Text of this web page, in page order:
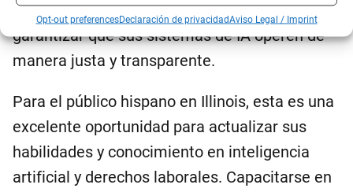
Opt-out preferencesDeclaración de privacidadAviso Legal / Imprint
búsqueda de candidatos que puedan
garantizar que sus sistemas de IA operen de
manera justa y transparente.
Para el público hispano en Illinois, esta es una
excelente oportunidad para actualizar sus
habilidades y conocimiento en inteligencia
artificial y derechos laborales. Capacitarse en